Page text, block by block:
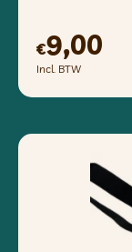
€9,00
Incl. BTW